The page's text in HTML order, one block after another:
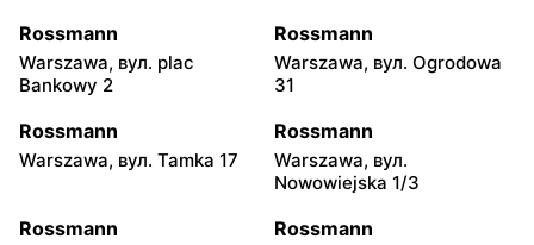
Rossmann
Warszawa, вул. plac
Bankowy 2
Rossmann
Warszawa, вул. Ogrodowa
31
Rossmann
Warszawa, вул. Tamka 17
Rossmann
Warszawa, вул.
Nowowiejska 1/3
Rossmann Rossmann